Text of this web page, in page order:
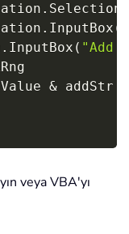
.
. InputBox (
. InputBox ( "Add
Value &
veya VBA'yı